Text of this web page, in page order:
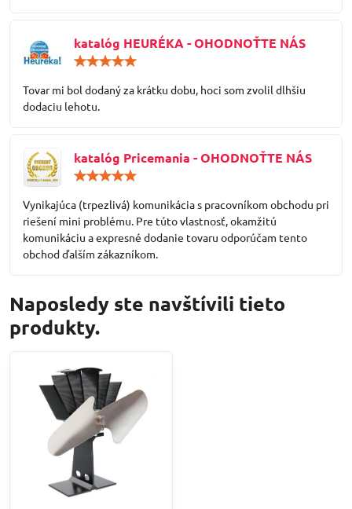
katalóg HEURÉKA - OHODNOŤTE NÁS
5
Tovar mi bol dodaný za krátku dobu, hoci som zvolil dlhšiu
dodaciu lehotu.
katalóg Pricemania - OHODNOŤTE NÁS
5
Vynikajúca (trpezlivá) komunikácia s pracovníkom obchodu pri
riešení mini problému. Pre túto vlastnosť, okamžitú
komunikáciu a expresné dodanie tovaru odporúčam tento
obchod ďalším zákazníkom.
Naposledy ste navštívili tieto
produkty.